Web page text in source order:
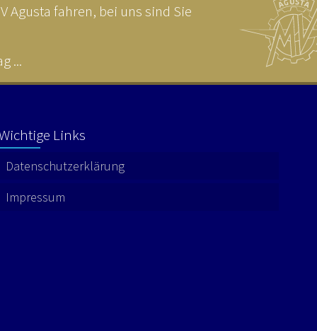
Agusta fahren, bei uns sind Sie
...
Links
Datenschutzerklärung
Impressum